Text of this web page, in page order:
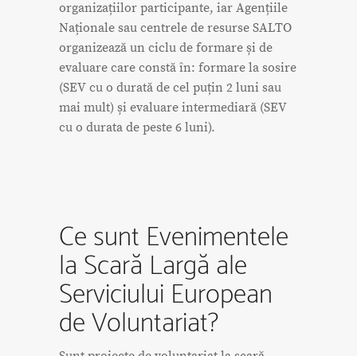
organizațiilor participante, iar Agențiile
Naționale sau centrele de resurse SALTO
organizează un ciclu de formare și de
evaluare care constă în: formare la sosire
(SEV cu o durată de cel puțin 2 luni sau
mai mult) și evaluare intermediară (SEV
cu o durata de peste 6 luni).
Ce sunt Evenimentele
la Scară Largă ale
Serviciului European
de Voluntariat?